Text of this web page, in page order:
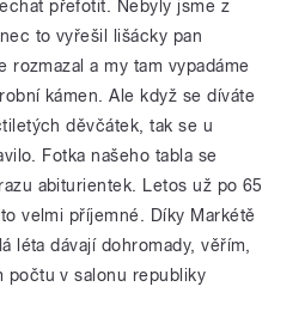
přefotit. Nebyly jsme z
to vyřešil lišácky pan
rozmazal a my tam vypadáme
kámen. Ale když se díváte
děvčátek, tak se u
Fotka našeho tabla se
abiturientek. Letos už po 65
velmi příjemné. Díky Markétě
léta dávají dohromady, věřím,
počtu v salonu republiky